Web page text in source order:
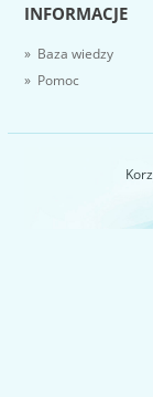
INFORMACJE
» Baza wiedzy
» Pomoc